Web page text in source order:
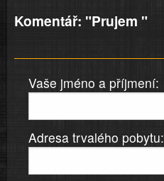
Komentář: "Prujem "
Vaše jméno a příjmení:
Adresa trvalého pobytu: